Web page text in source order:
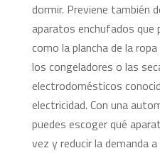
dormir. Previene también
aparatos enchufados que
como la plancha de la
los congeladores o las
electrodomésticos
electricidad. Con una
puedes escoger qué
vez y reducir la demanda